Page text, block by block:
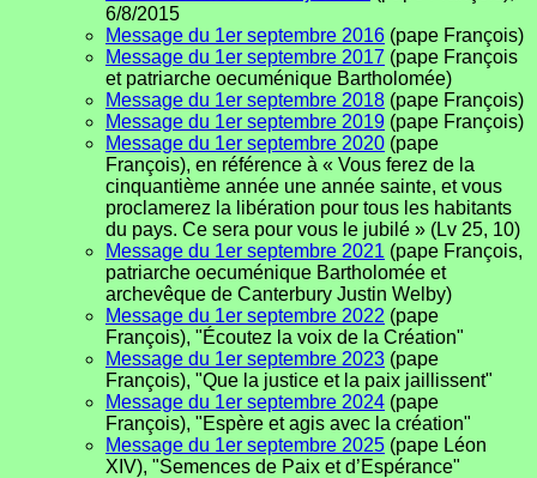
6/8/2015
Message du 1er septembre 2016 (pape François)
Message du 1er septembre 2017 (pape François
et patriarche oecuménique Bartholomée)
Message du 1er septembre 2018 (pape François)
Message du 1er septembre 2019 (pape François)
Message du 1er septembre 2020 (pape
François), en référence à « Vous ferez de la
cinquantième année une année sainte, et vous
proclamerez la libération pour tous les habitants
du pays. Ce sera pour vous le jubilé » (Lv 25, 10)
Message du 1er septembre 2021 (pape François,
patriarche oecuménique Bartholomée et
archevêque de Canterbury Justin Welby)
Message du 1er septembre 2022 (pape
François), "Écoutez la voix de la Création"
Message du 1er septembre 2023 (pape
François), "Que la justice et la paix jaillissent"
Message du 1er septembre 2024 (pape
François), "Espère et agis avec la création"
Message du 1er septembre 2025 (pape Léon
XIV), "Semences de Paix et d’Espérance"